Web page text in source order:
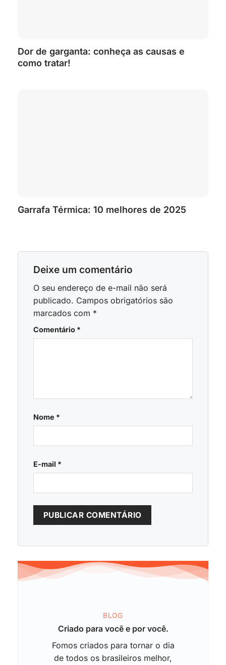
Dor de garganta: conheça as causas e
como tratar!
Garrafa Térmica: 10 melhores de 2025
Deixe um comentário
O seu endereço de e-mail não será
publicado. Campos obrigatórios são
marcados com *
Comentário *
Nome *
E-mail *
BLOG
Criado para você e por você.
Fomos criados para tornar o dia
de todos os brasileiros melhor,